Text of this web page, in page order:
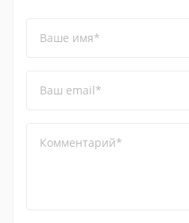
Ваше имя*
Ваш email*
Комментарий*